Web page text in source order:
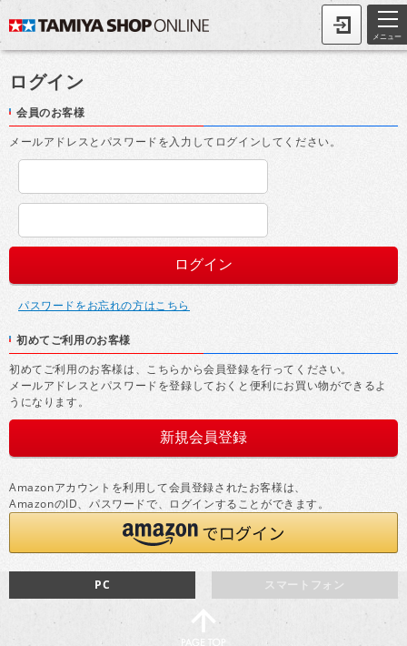
メニュー
ログイン
会員のお客様
メールアドレスとパスワードを入力してログインしてください。
パスワードをお忘れの方はこちら
初めてご利用のお客様
初めてご利用のお客様は、こちらから会員登録を行ってください。
メールアドレスとパスワードを登録しておくと便利にお買い物ができるよ
うになります。
Amazonアカウントを利用して会員登録されたお客様は、
AmazonのID、パスワードで、ログインすることができます。
スマートフォン
PC